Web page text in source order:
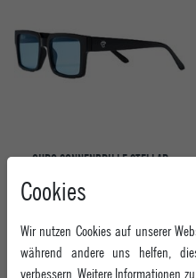
CHPO SONNENBRILLE STELLAR
ab 34,95 €
Cookies
Wir nutzen Cookies auf unserer
während andere uns helfen,
verbessern. Weitere Informationen